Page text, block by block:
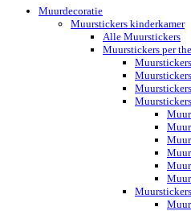
Muurdecoratie
Muurstickers kinderkamer
Alle Muurstickers
Muurstickers per